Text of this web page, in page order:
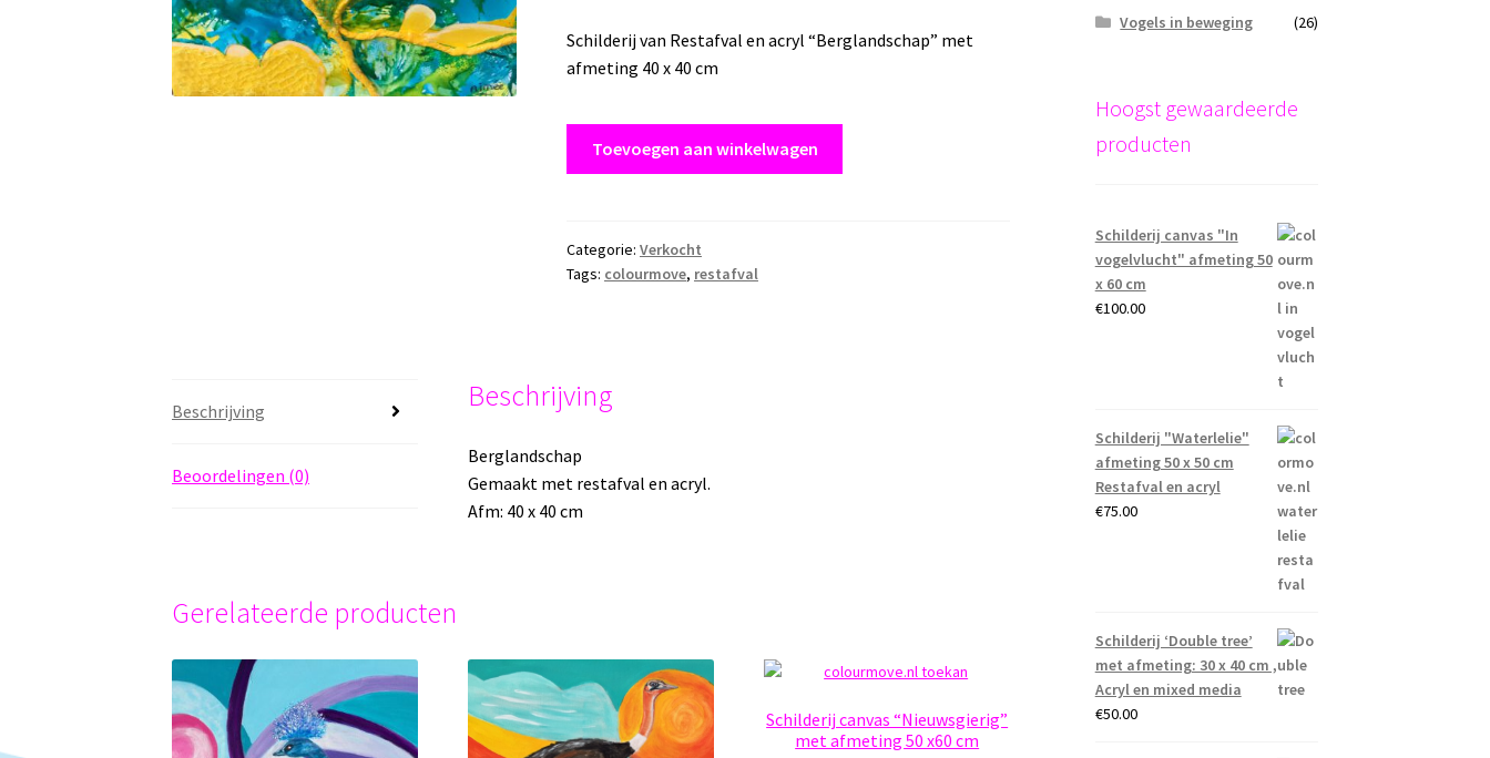
Schilderij van Restafval en acryl “Berglandschap” met
afmeting 40 x 40 cm
40
x
en
Acryl
Toevoegen aan winkelwagen
Categorie: Verkocht
Tags: colourmove, restafval
Beschrijving
Beoordelingen (0)
Beschrijving
Berglandschap
Gemaakt met restafval en acryl.
Afm: 40 x 40 cm
Gerelateerde producten
Schilderij canvas “Nieuwsgierig”
met afmeting 50 x60 cm
Vogels in beweging
(26)
Hoogst gewaardeerde
producten
Schilderij canvas "In
vogelvlucht" afmeting 50
x 60 cm
€100.00
Schilderij "Waterlelie"
afmeting 50 x 50 cm
Restafval en acryl
€75.00
Schilderij ‘Double tree’
met afmeting: 30 x 40 cm ,
Acryl en mixed media
€50.00